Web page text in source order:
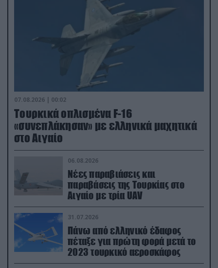
07.08.2026 | 00:02
Τουρκικά οπλισμένα F-16
«συνεπλάκησαν» με ελληνικά μαχητικά
στο Αιγαίο
06.08.2026
Νέες παραβιάσεις και
παραβάσεις της Τουρκίας στο
Αιγαίο με τρία UAV
31.07.2026
Πάνω από ελληνικό έδαφος
πέταξε για πρώτη φορά μετά το
2023 τουρκικό αεροσκάφος